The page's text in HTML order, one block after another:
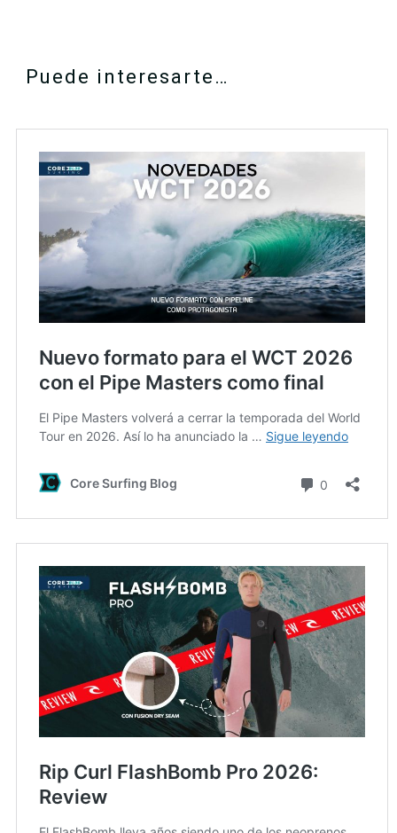
Puede interesarte…